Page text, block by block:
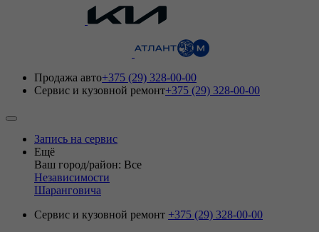
Продажа авто+375 (29) 328-00-00
Сервис и кузовной ремонт+375 (29) 328-00-00
Запись на сервис
Ещё
Ваш город/район: Все
Независимости
Шаранговича
Сервис и кузовной ремонт +375 (29) 328-00-00